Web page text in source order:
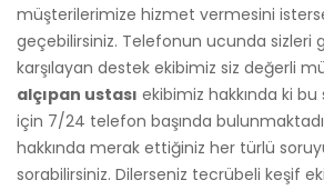
müşterilerimize hizmet vermesini
geçebilirsiniz. Telefonun ucunda sizleri
karşılayan destek ekibimiz siz değerli
alçıpan ustası ekibimiz hakkında ki
için 7/24 telefon başında
hakkında merak ettiğiniz her türlü
sorabilirsiniz. Dilerseniz tecrübeli keşif